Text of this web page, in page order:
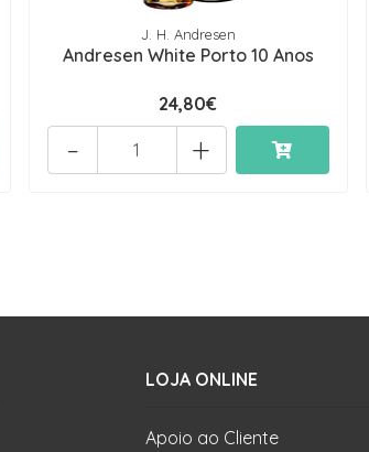
J. H. Andresen
Andresen White Porto 10 Anos
24,80€
+
-
LOJA ONLINE
Apoio ao Cliente